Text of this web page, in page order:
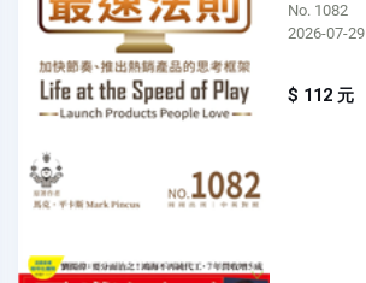
No. 1082
2026-07-29
$ 112 元